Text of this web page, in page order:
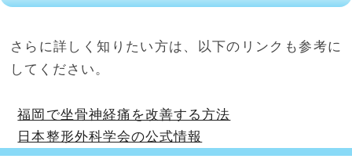
さらに詳しく知りたい方は、以下のリンクも参考に
してください。
福岡で坐骨神経痛を改善する方法
日本整形外科学会の公式情報